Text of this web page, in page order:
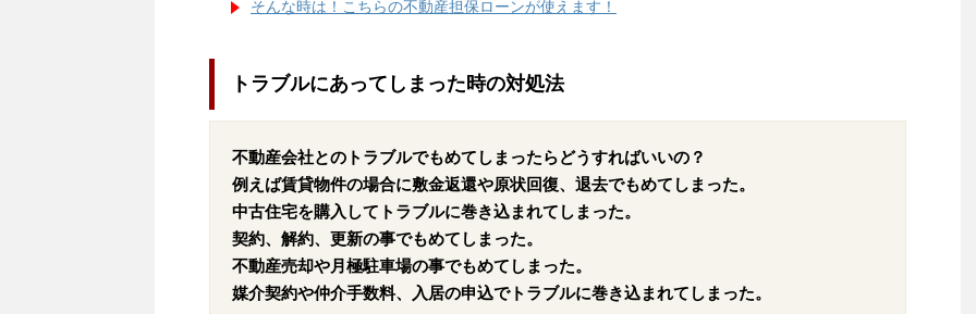
そんな時は！こちらの不動産担保ローンが使えます！
トラブルにあってしまった時の対処法
不動産会社とのトラブルでもめてしまったらどうすればいいの？
例えば賃貸物件の場合に敷金返還や原状回復、退去でもめてしまった。
中古住宅を購入してトラブルに巻き込まれてしまった。
契約、解約、更新の事でもめてしまった。
不動産売却や月極駐車場の事でもめてしまった。
媒介契約や仲介手数料、入居の申込でトラブルに巻き込まれてしまった。